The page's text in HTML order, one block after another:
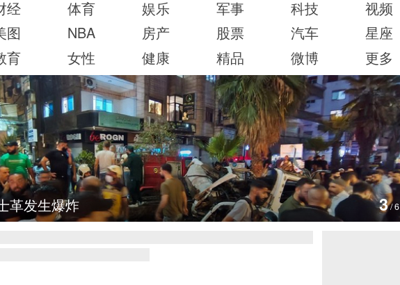
经 体育 娱乐 军事 科技
视频
图
NBA 房产 股票 汽车
星座
育
女性 健康 精品 微博 更多
弥勒：欢庆火把节 4/6